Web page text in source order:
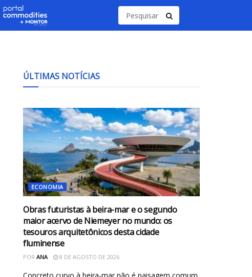
ÚLTIMAS NOTÍCIAS
ECONOMIA
Obras futuristas à beira-mar e o segundo
maior acervo de Niemeyer no mundo: os
tesouros arquitetônicos desta cidade
fluminense
POR ANA 8 DE AGOSTO DE 2026
Concreto curvo à beira-mar não é paisagem comum.